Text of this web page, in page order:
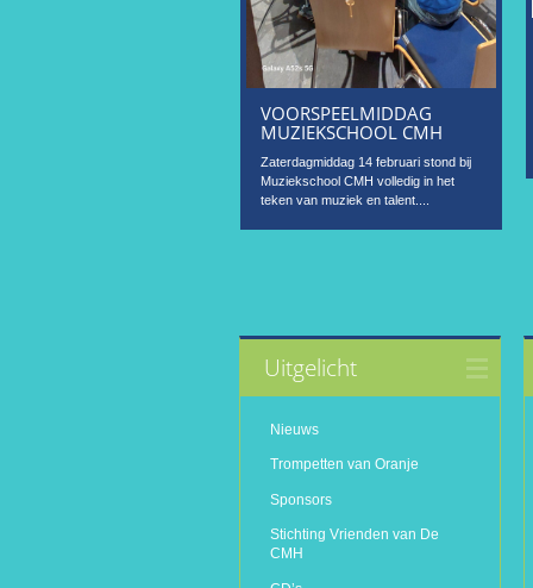
VOORSPEELMIDDAG
MUZIEKSCHOOL CMH
Zaterdagmiddag 14 februari stond bij
Muziekschool CMH volledig in het
teken van muziek en talent....
Uitgelicht
Nieuws
Trompetten van Oranje
Sponsors
Stichting Vrienden van De
CMH